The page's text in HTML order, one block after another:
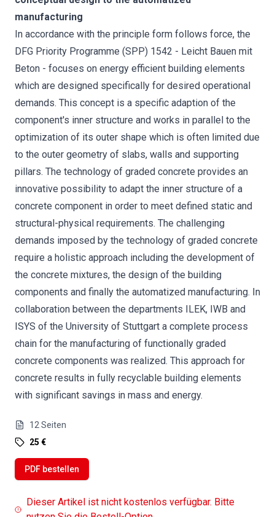
manufacturing
In accordance with the principle form follows force, the
DFG Priority Programme (SPP) 1542 - Leicht Bauen mit
Beton - focuses on energy efficient building elements
which are designed specifically for desired operational
demands. This concept is a specific adaption of the
component's inner structure and works in parallel to the
optimization of its outer shape which is often limited due
to the outer geometry of slabs, walls and supporting
pillars. The technology of graded concrete provides an
innovative possibility to adapt the inner structure of a
concrete component in order to meet defined static and
structural-physical requirements. The challenging
demands imposed by the technology of graded concrete
require a holistic approach including the development of
the concrete mixtures, the design of the building
components and finally the automatized manufacturing. In
collaboration between the departments ILEK, IWB and
ISYS of the University of Stuttgart a complete process
chain for the manufacturing of functionally graded
concrete components was realized. This approach for
concrete results in fully recyclable building elements
with significant savings in mass and energy.
12 Seiten
25 €
PDF bestellen
Dieser Artikel ist nicht kostenlos verfügbar. Bitte